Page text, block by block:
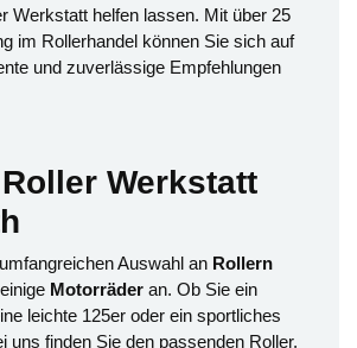
Werkstatt helfen lassen. Mit über 25
im Rollerhandel können Sie sich auf
und zuverlässige Empfehlungen
Werkstatt
Auswahl an Rollern
Motorräder an. Ob Sie ein
leichte 125er oder ein sportliches
uns finden Sie den passenden Roller.